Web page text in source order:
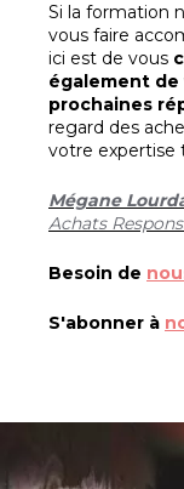
Si la formation
vous faire
ici est de vous
également
prochaines
regard des
votre expertise
Mégane
Achats
Besoin de
S'abonner à